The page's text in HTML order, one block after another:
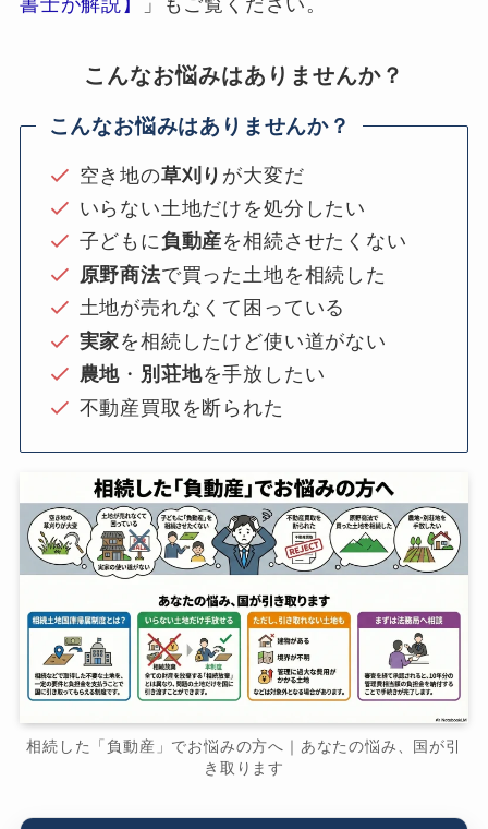
書士が解説】
」もご覧ください。
こんなお悩みはありませんか？
こんなお悩みはありませんか？
空き地の草刈り が大変だ
いらない土地だけを処分したい
子どもに負動産を相続させたくない
原野商法で買った土地を相続した
土地が売れなくて困っている
実家を相続したけど使い道がない
農地 ・ 別荘地を手放したい
不動産買取を断られた
相続した「負動産」でお悩みの方へ｜あなたの悩み、国が引
き取ります